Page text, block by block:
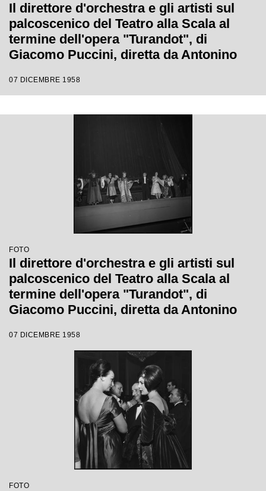
Il direttore d'orchestra e gli artisti sul
palcoscenico del Teatro alla Scala al
termine dell'opera "Turandot", di
Giacomo Puccini, diretta da Antonino
Wallmann, che inaugura la stagione
07 DICEMBRE 1958
FOTO
Il direttore d'orchestra e gli artisti sul
palcoscenico del Teatro alla Scala al
termine dell'opera "Turandot", di
Giacomo Puccini, diretta da Antonino
Wallmann, che inaugura la stagione
lirica 1958-1959
07 DICEMBRE 1958
FOTO